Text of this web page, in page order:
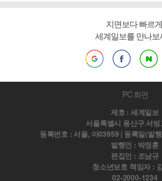
지면보다 빠르
세계일보를 만나보
PC 화면
제호 : 세계일보
서울특별시 용산구 서
등록번호 : 서울, 아03959 | 등록일(발
발행인 : 박정훈
편집인 : 조남규
청소년보호 책임자 :
02-2000-1234